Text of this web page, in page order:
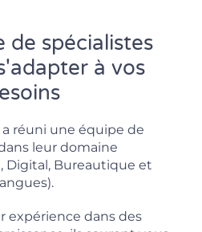
de spécialistes
à vos
réuni une équipe de
leur domaine
Digital, Bureautique et
expérience dans des